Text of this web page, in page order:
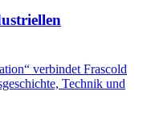
verbindet Frascold
Technik und